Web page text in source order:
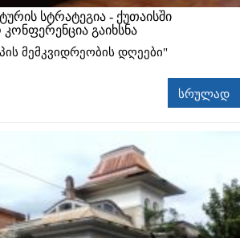
სტრატეგია - ქუთაისში
გაიხსნა
მემკვიდრეობის დღეები"
სრულად